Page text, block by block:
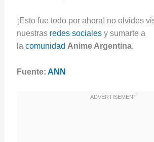
¡Esto fue todo por ahora! no olvides
nuestras redes socialesy sumarte a
la comunidad Anime Argentina.
Fuente: ANN